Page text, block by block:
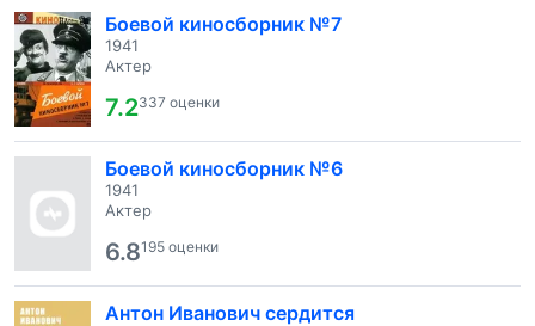
Боевой киносборник №7
1941
Актер
7.2337 оценки
Боевой киносборник №6
1941
Актер
6.8195 оценки
Антон Иванович сердится